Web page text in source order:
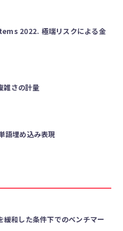
2022. 極端リスクによる金
雑さの計量
語埋め込み表現
和した条件下でのベンチマー